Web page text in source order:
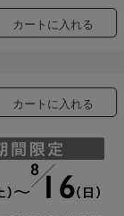
カートに入れる
カートに入れる